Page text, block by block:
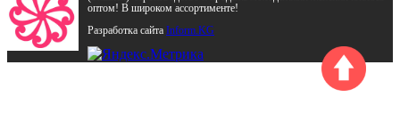
оптом! В широком ассортименте!
Разработка сайта Inform.KG